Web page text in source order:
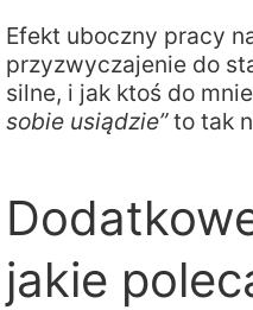
Efekt uboczny pracy
przyzwyczajenie do
silne, i jak ktoś do
sobie usiądzie”to tak
jakie